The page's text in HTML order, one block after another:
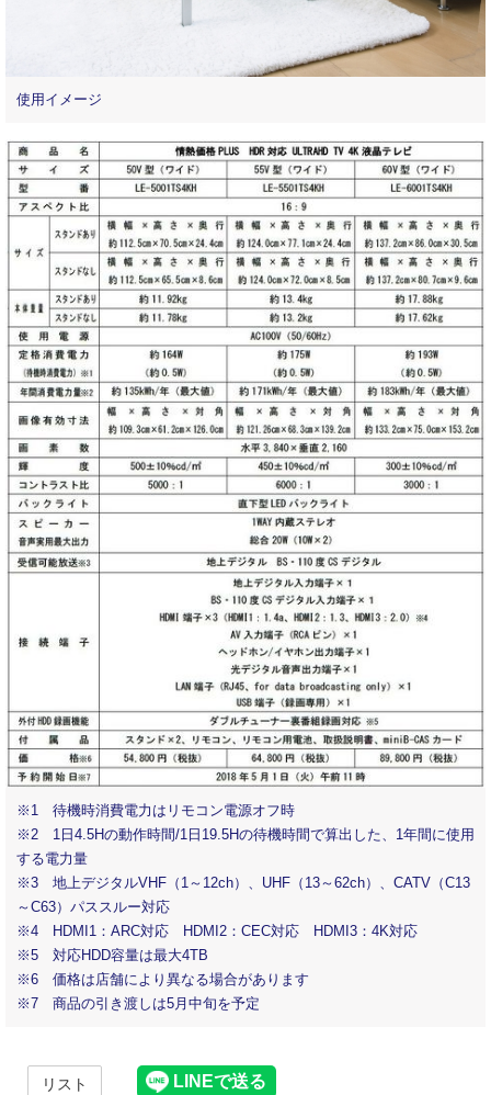
使用イメージ
※1 待機時消費電力はリモコン電源オフ時
※2 1日4.5Hの動作時間/1日19.5Hの待機時間で算出した、1年間に使用
する電力量
※3 地上デジタルVHF（1～12ch）、UHF（13～62ch）、CATV（C13
～C63）パススルー対応
※4 HDMI1：ARC対応 HDMI2：CEC対応 HDMI3：4K対応
※5 対応HDD容量は最大4TB
※6 価格は店舗により異なる場合があります
※7 商品の引き渡しは5月中旬を予定
リスト